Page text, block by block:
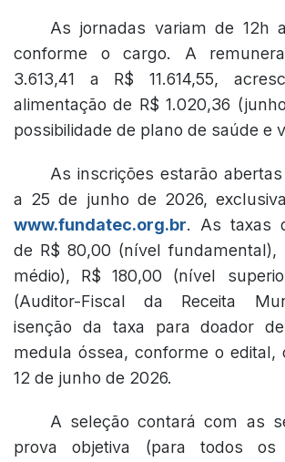
As jornadas variam de 12h
conforme o cargo. A
3.613,41 a R$ 11.614,55,
alimentação de R$ 1.020,36
possibilidade de plano de saúde e
As inscrições estarão
a 25 de junho de 2026,
www.fundatec.org.br. As taxas
de R$ 80,00 (nível fundamental),
médio), R$ 180,00 (nível
(Auditor-Fiscal da Receita
isenção da taxa para doador
medula óssea, conforme o edital,
12 de junho de 2026.
A seleção contará com as
prova objetiva (para todos os